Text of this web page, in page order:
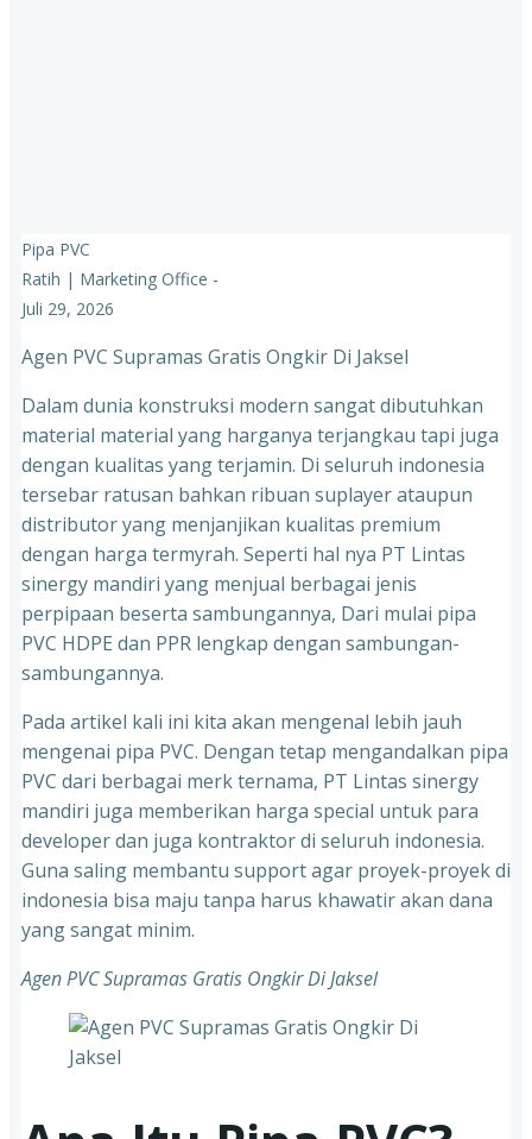
Pipa PVC
Ratih | Marketing Office -
Juli 29, 2026
Agen PVC Supramas Gratis Ongkir Di Jaksel
Dalam dunia konstruksi modern sangat dibutuhkan
material material yang harganya terjangkau tapi juga
dengan kualitas yang terjamin. Di seluruh indonesia
tersebar ratusan bahkan ribuan suplayer ataupun
distributor yang menjanjikan kualitas premium
dengan harga termyrah. Seperti hal nya PT Lintas
sinergy mandiri yang menjual berbagai jenis
perpipaan beserta sambungannya, Dari mulai pipa
PVC HDPE dan PPR lengkap dengan sambungan-
sambungannya.
Pada artikel kali ini kita akan mengenal lebih jauh
mengenai pipa PVC. Dengan tetap mengandalkan pipa
PVC dari berbagai merk ternama, PT Lintas sinergy
mandiri juga memberikan harga special untuk para
developer dan juga kontraktor di seluruh indonesia.
Guna saling membantu support agar proyek-proyek di
indonesia bisa maju tanpa harus khawatir akan dana
yang sangat minim.
Agen PVC Supramas Gratis Ongkir Di Jaksel